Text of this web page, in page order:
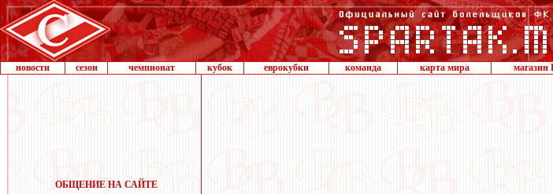
новости сезон чемпионат кубок еврокубки команда карта мира магазин
ОБЩЕНИЕ НА САЙТЕ